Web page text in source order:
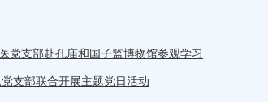
支部赴孔庙和国子监博物馆参观学习
支部联合开展主题党日活动